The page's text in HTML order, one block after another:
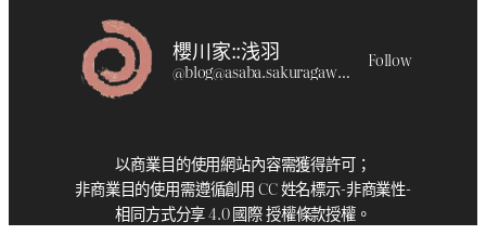
櫻川家::浅羽
@blog@asaba.sakuragawa.moe Follow
以商業目的使用網站內容需獲得許可；
非商業目的使用需遵循創用 CC 姓名標示-非商業性-
相同方式分享 4.0 國際 授權條款授權。